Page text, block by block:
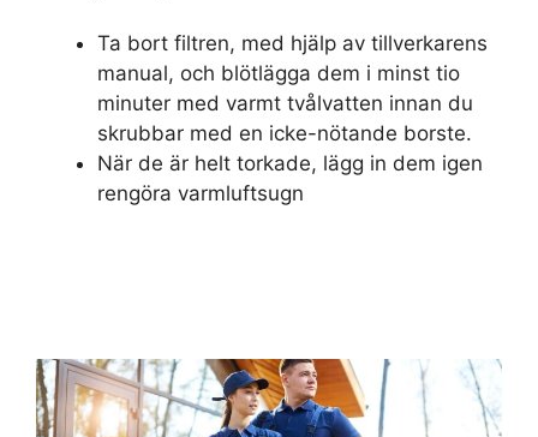
Ta bort filtren, med hjälp av tillverkarens
manual, och blötlägga dem i minst tio
minuter med varmt tvålvatten innan du
skrubbar med en icke-nötande borste.
När de är helt torkade, lägg in dem igen
rengöra varmluftsugn